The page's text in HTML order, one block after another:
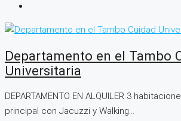
Departamento en el Tambo
Universitaria
DEPARTAMENTO EN ALQUILER 3
principal con Jacuzzi y Walking...